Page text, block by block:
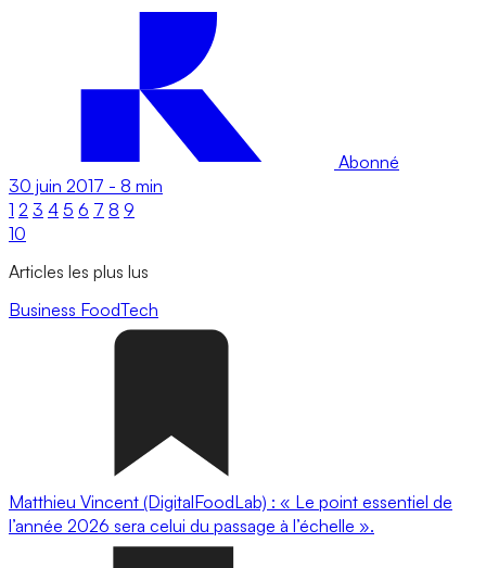
Abonné
30 juin 2017 - 8 min
1 2 3 4 5 6 7 8 9
10
Articles les plus lus
Business FoodTech
Matthieu Vincent (DigitalFoodLab) : « Le point essentiel de
l’année 2026 sera celui du passage à l’échelle ».